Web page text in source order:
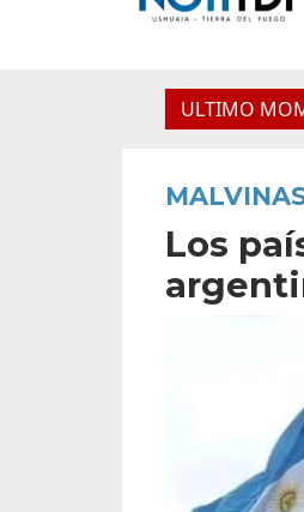
ULTIMO
Municipal y mejora sus
Los